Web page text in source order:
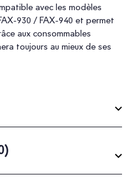
avec les modèles
930 / FAX-940 et permet
aux consommables
toujours au mieux de ses